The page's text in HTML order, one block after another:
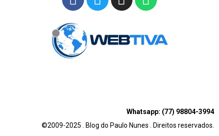
Whatsapp: (77) 98804-3994
©2009-2025 . Blog do Paulo Nunes . Direitos reservados.